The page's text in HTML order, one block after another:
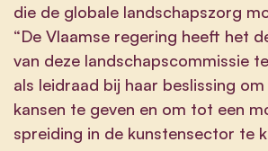
die de globale landschapszorg
“De Vlaamse regering heeft het
van deze landschapscommissie
als leidraad bij haar beslissing
kansen te geven en om tot een
spreiding in de kunstensector te